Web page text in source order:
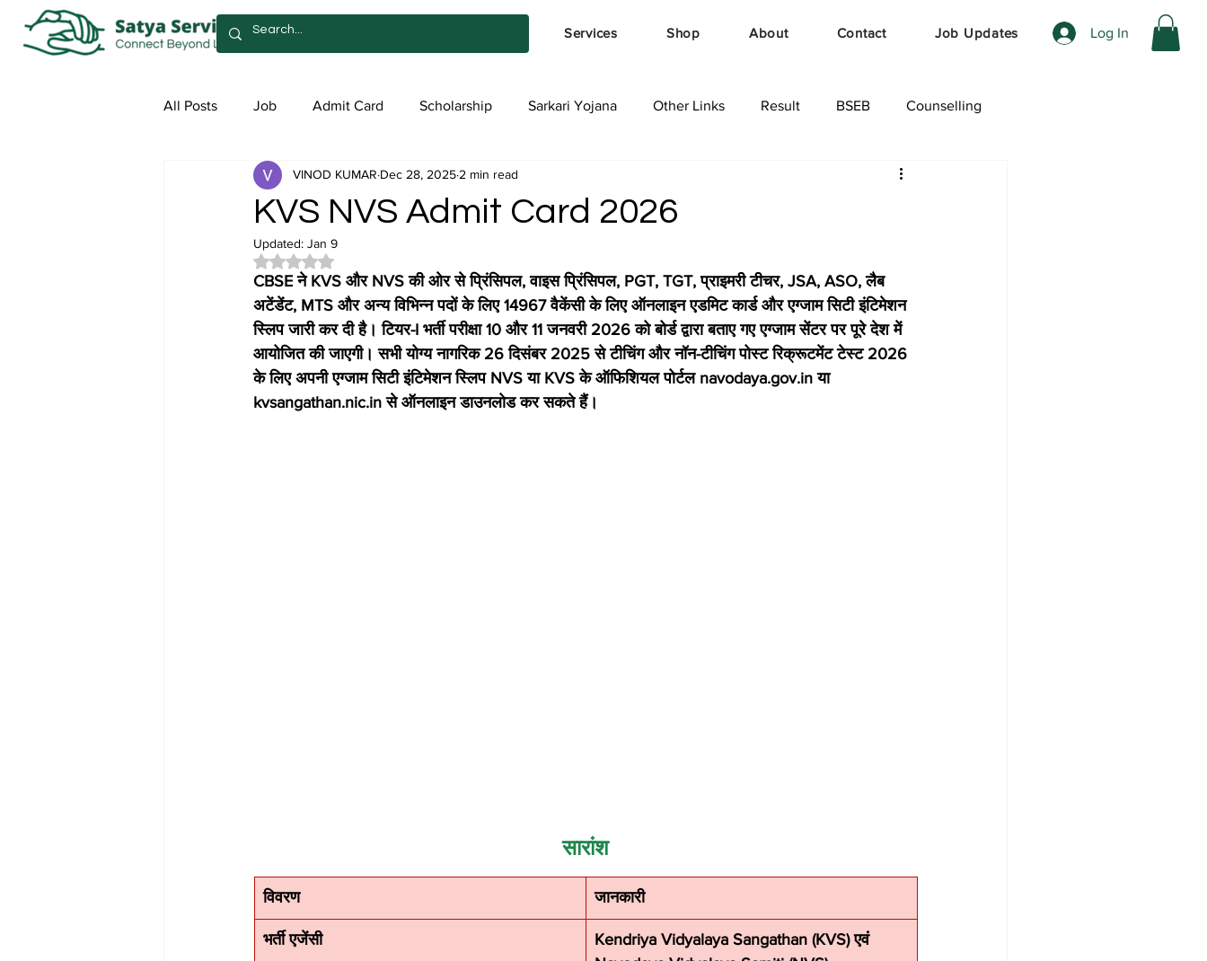
Services Shop About Contact Job Updates Log In
All Posts Job Admit Card Scholarship Sarkari Yojana Other Links Result BSEB Counselling
Admission Satya Services Exam Form
KVS NVS Admit Card 2026
VINOD KUMAR Dec 28, 2025 2 min read
Updated: Jan 9
Rated NaN out of 5 stars.
CBSE ने KVS और NVS की ओर से प्रिंसिपल, वाइस प्रिंसिपल, PGT, TGT, प्राइमरी टीचर, JSA, ASO, लैब
अटेंडेंट, MTS और अन्य विभिन्न पदों के लिए 14967 वैकेंसी के लिए ऑनलाइन एडमिट कार्ड और एग्जाम सिटी इंटिमेशन
स्लिप जारी कर दी है। टियर-I भर्ती परीक्षा 10 और 11 जनवरी 2026 को बोर्ड द्वारा बताए गए एग्जाम सेंटर पर पूरे देश में
आयोजित की जाएगी। सभी योग्य नागरिक 26 दिसंबर 2025 से टीचिंग और नॉन-टीचिंग पोस्ट रिक्रूटमेंट टेस्ट 2026
के लिए अपनी एग्जाम सिटी इंटिमेशन स्लिप NVS या KVS के ऑफिशियल पोर्टल navodaya.gov.in या
kvsangathan.nic.in से ऑनलाइन डाउनलोड कर सकते हैं।
सारांश
विवरण जानकारी
भर्ती एजेंसी
Kendriya Vidyalaya Sangathan (KVS) एवं